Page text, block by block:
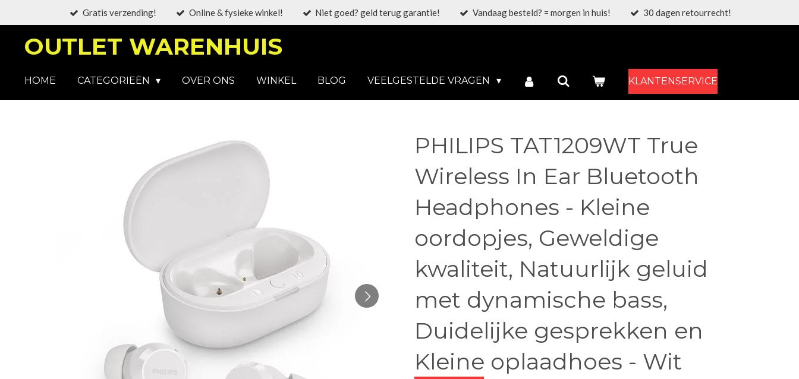
hoofdinhoud
Gratis verzending! Online & fysieke winkel! Niet goed? geld terug garantie! Vandaag besteld? = morgen in huis! 30 dagen retourrecht!
OUTLET WARENHUIS
HOME CATEGORIEËN OVER ONS WINKEL BLOG VEELGESTELDE VRAGEN KLANTENSERVICE
PHILIPS TAT1209WT True
Wireless In Ear Bluetooth
Headphones - Kleine
oordopjes, Geweldige
kwaliteit, Natuurlijk geluid
met dynamische bass,
Duidelijke gesprekken en
Kleine oplaadhoes - Wit